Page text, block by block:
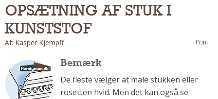
Indendørs
Udendørs
Kan Det Males?
MURER
Nybygning
Reparationer
Om Materialer
OPSÆTNING AF STUK I
KUNSTSTOF
Af: Kasper Kjempff Print
Bemærk
De fleste vælger at male stukken eller
rosetten hvid. Men det kan også se